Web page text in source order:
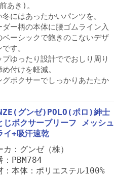
あき)。
冬にはあったかいパンツを。
ダー柄の本体に腰ゴムライン入
ベーシックで飽きのこないデザ
す。
プゆったり設計ででおしり周り
付けを軽減。
グボクサーでしっかりあたたか
グンゼ)POLO(ポロ)紳士
じボクサーブリーフ メッシュ
イ+吸汗速乾
カ：グンゼ（株）
：PBM784
：本体：ポリエステル100%